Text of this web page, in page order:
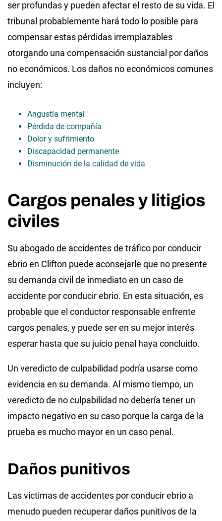
ser profundas y pueden afectar el resto de su vida. El
tribunal probablemente hará todo lo posible para
compensar estas pérdidas irremplazables
otorgando una compensación sustancial por daños
no económicos. Los daños no económicos comunes
incluyen:
Angustia mental
Pérdida de compañía
Dolor y sufrimiento
Discapacidad permanente
Disminución de la calidad de vida
Cargos penales y litigios
civiles
Su abogado de accidentes de tráfico por conducir
ebrio en Clifton puede aconsejarle que no presente
su demanda civil de inmediato en un caso de
accidente por conducir ebrio. En esta situación, es
probable que el conductor responsable enfrente
cargos penales, y puede ser en su mejor interés
esperar hasta que su juicio penal haya concluido.
Un veredicto de culpabilidad podría usarse como
evidencia en su demanda. Al mismo tiempo, un
veredicto de no culpabilidad no debería tener un
impacto negativo en su caso porque la carga de la
prueba es mucho mayor en un caso penal.
Daños punitivos
Las víctimas de accidentes por conducir ebrio a
menudo pueden recuperar daños punitivos de la